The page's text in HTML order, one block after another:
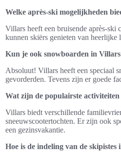
Welke après-ski mogelijkheden
Villars heeft een bruisende après-ski
kunnen skiërs genieten van heerlijke
Kun je ook snowboarden in
Absoluut! Villars heeft een speciaal
gevorderden. Tevens zijn er goede
Wat zijn de populairste
Villars biedt verschillende
sneeuwscootertochten. Er zijn ook
een gezinsvakantie.
Hoe is de indeling van de skipistes